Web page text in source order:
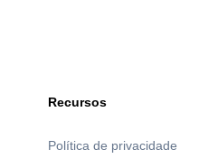
Recursos
Política de privacidade